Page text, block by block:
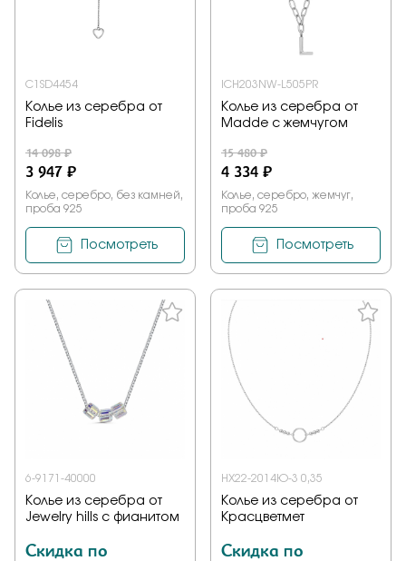
C1SD4454
Колье из серебра от
Fidelis
14 098 ₽
3 947 ₽
Колье, серебро, без камней,
проба 925
Посмотреть
ICH203NW-L505PR
Колье из серебра от
Madde с жемчугом
15 480 ₽
4 334 ₽
Колье, серебро, жемчуг,
проба 925
Посмотреть
6-9171-40000
Колье из серебра от
Jewelry hills с фианитом
Скидка по
НХ22-2014Ю-3 0,35
Колье из серебра от
Красцветмет
Скидка по